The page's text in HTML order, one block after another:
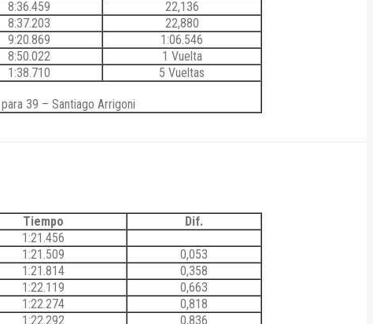
8:36.459
22,136
8:37.203
22,880
9:20.869
1:06.546
8:50.022
1 Vuelta
1:38.710
5 Vueltas
39 – Santiago Arrigoni
Tiempo
Dif.
1:21.456
1:21.509
0,053
1:21.814
0,358
1:22.119
0,663
1:22.274
0,818
1:22.292
0,836